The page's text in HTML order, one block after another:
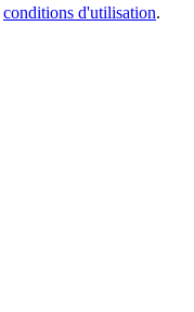
conditions d'utilisation.